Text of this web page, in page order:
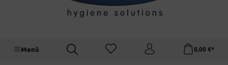
Menü 0,00 €*